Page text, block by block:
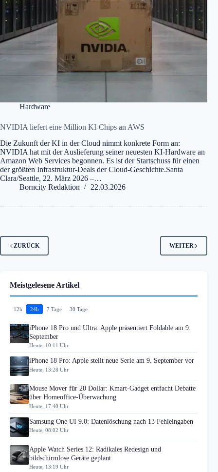
Hardware
NVIDIA liefert eine Million KI-Chips an AWS
Die Zukunft der KI in der Cloud nimmt konkrete Form an:
NVIDIA hat mit der Auslieferung seiner neuesten KI-Hardware an
Amazon Web Services begonnen. Es ist der Startschuss für einen
der größten Infrastruktur-Deals der Cloud-Geschichte.Santa
Clara/Seattle, 22. März 2026 –…
Borncity Redaktion
22.03.2026
ZURÜCK WEITER
Meistgelesene Artikel
12h 24h 7 Tage 30 Tage
iPhone 18 Pro und Ultra: Apple präsentiert Foldable am 9.
September
Heute, 10:11 Uhr
iPhone 18 Pro: Apple stellt neue Serie am 9. September vor
Heute, 13:28 Uhr
Mouse Mover für 20 Dollar: Kmart-Gadget entfacht Debatte
über Homeoffice-Überwachung
Heute, 17:40 Uhr
Samsung One UI 9.0: Datenlöschung nach 13 Fehleingaben
Heute, 08:02 Uhr
Apple Watch Series 12: Radikales Redesign und
bildschirmlose Geräte geplant
Heute, 13:19 Uhr